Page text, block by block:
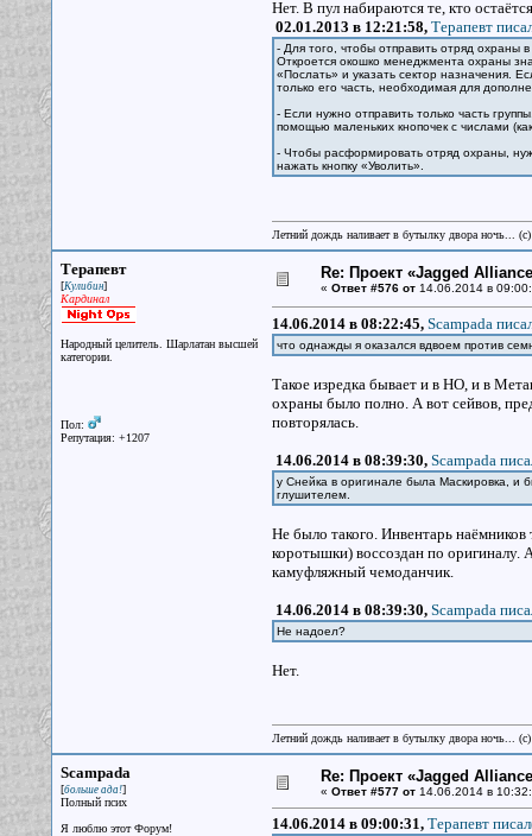
Нет. В пул набираются те, кто
02.01.2013 в 12:21:58, Терапевт
- Для того, чтобы отправить отряд охраны
Откроется окошко менеджмента охраны
«Послать» и указать сектор назначения.
только его часть, необходимая для
- Если нужно отправить только часть
помощью маленьких кнопочек с числами
- Чтобы расформировать отряд охраны,
нажать кнопку «Уволить».
Летний дождь наливает в бутылку двора ночь...
Терапевт
[Кулибин]
Кардинал
Народный целитель. Шарлатан высшей
категории.
Пол:
Репутация: +1207
Re: Проект «Jagged
« Ответ #576 от14.06.2014 в
14.06.2014 в 08:22:45, Scampada
что однажды я оказался вдвоем против
Такое изредка бывает и в НО, и в
охраны было полно. А вот сейвов,
повторялась.
14.06.2014 в 08:39:30, Scampada
у Снейка в оригинале была Маскировка,
глушителем.
Не было такого. Инвентарь
коротышки) воссоздан по оригиналу.
камуфляжный чемоданчик.
14.06.2014 в 08:39:30, Scampada
Не надоел?
Нет.
Летний дождь наливает в бутылку двора ночь...
Scampada
[больше ада!]
Полный псих
Я люблю этот Форум!
Re: Проект «Jagged
« Ответ #577 от14.06.2014 в
14.06.2014 в 09:00:31, Терапевт